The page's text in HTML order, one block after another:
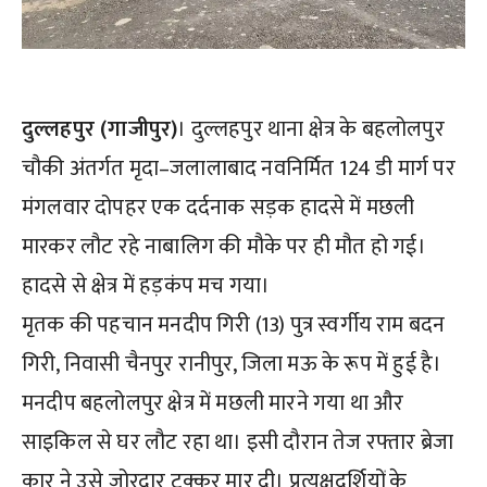
दुल्लहपुर (गाजीपुर)। दुल्लहपुर थाना क्षेत्र के बहलोलपुर
चौकी अंतर्गत मृदा–जलालाबाद नवनिर्मित 124 डी मार्ग पर
मंगलवार दोपहर एक दर्दनाक सड़क हादसे में मछली
मारकर लौट रहे नाबालिग की मौके पर ही मौत हो गई।
हादसे से क्षेत्र में हड़कंप मच गया।
मृतक की पहचान मनदीप गिरी (13) पुत्र स्वर्गीय राम बदन
गिरी, निवासी चैनपुर रानीपुर, जिला मऊ के रूप में हुई है।
मनदीप बहलोलपुर क्षेत्र में मछली मारने गया था और
साइकिल से घर लौट रहा था। इसी दौरान तेज रफ्तार ब्रेजा